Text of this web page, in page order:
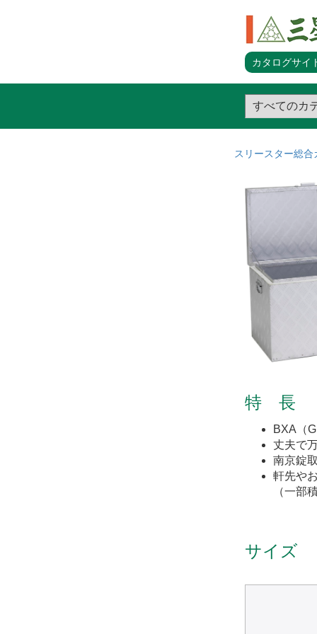
カタログサイ
スリースター総合
特 長
BXA（
丈夫で
南京錠
軒先や
（一部
サイズ